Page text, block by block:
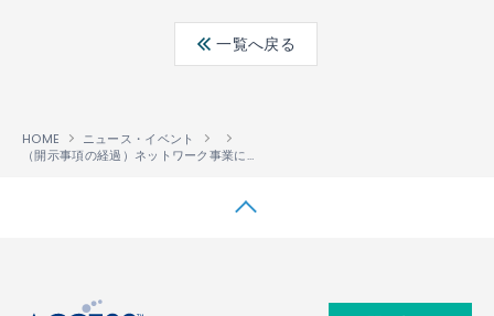
ebo ter
edin
一覧へ戻る
HOME
ニュース・イベント
（開示事項の経過）ネットワーク事業における契約締結及び一部入金に関するお知らせ